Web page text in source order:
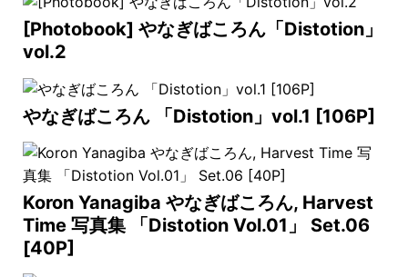
[Photobook] やなぎばころん「Distotion」
vol.2
やなぎばころん 「Distotion」vol.1 [106P]
Koron Yanagiba やなぎばころん, Harvest
Time 写真集 「Distotion Vol.01」 Set.06
[40P]